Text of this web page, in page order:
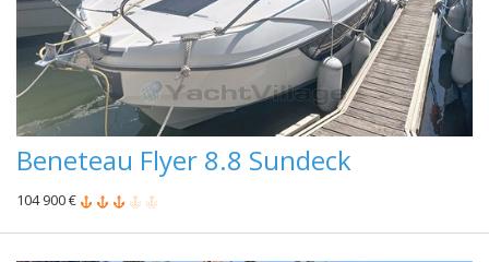
Beneteau Flyer 8.8 Sundeck
104 900 €